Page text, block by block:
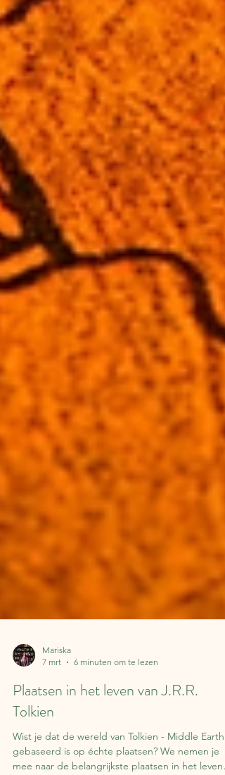
7 mrt
6 minuten om te lezen
Plaatsen in het leven van J.R.R.
Tolkien
Wist je dat de wereld van Tolkien - Middle Earth -